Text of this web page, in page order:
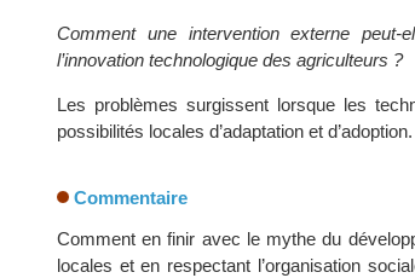
Comment une intervention externe
l’innovation technologique des agriculteurs ?
Les problèmes surgissent lorsque les
possibilités locales d’adaptation et d’adoption.
Commentaire
Comment en finir avec le mythe du
locales et en respectant l’organisation